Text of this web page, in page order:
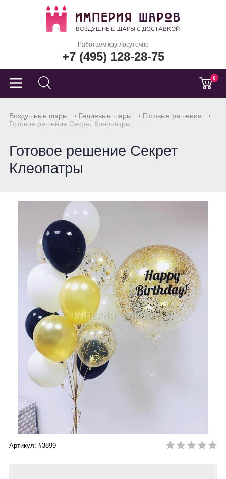
Работаем круглосуточно
+7 (495) 128-28-75
0
Воздушные шары Гелиевые шары
Готовые решения
Готовое решение Секрет Клеопатры
Готовое решение Секрет
Клеопатры
Артикул: #3899